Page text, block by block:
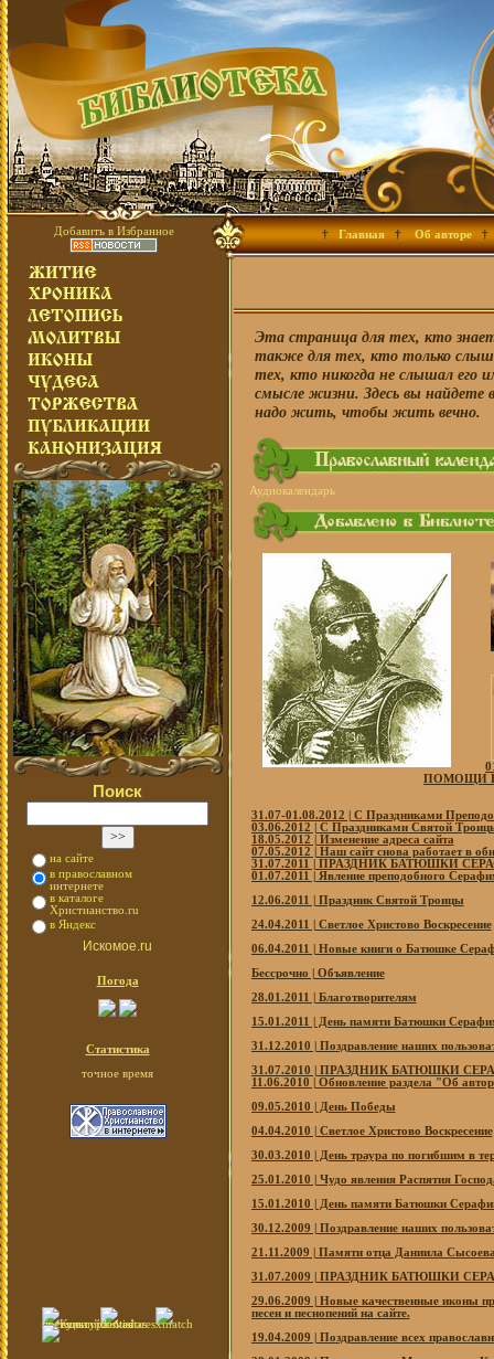
Добавить в Избранное † Главная † Об авторе †
Поиск
на сайте
в православном
интернете
в каталоге
Христианство.ru
в Яндекс
Искомое.ru
Погода
Статистика
точное время
Эта страница для тех, кто
также для тех, кто только
тех, кто никогда не слышал его
смысле жизни. Здесь вы найдете
надо жить, чтобы жить вечно.
Аудиокалендарь
ПОМОЩИ
31.07-01.08.2012 | С Праздниками
03.06.2012 | С Праздниками Святой
18.05.2012 | Изменение адреса сайта
07.05.2012 | Наш сайт снова работает в
31.07.2011 | ПРАЗДНИК БАТЮШКИ
01.07.2011 | Явление преподобного
12.06.2011 | Праздник Святой Троицы
24.04.2011 | Светлое Христово Воскресение
06.04.2011 | Новые книги о Батюшке
Бессрочно | Объявление
28.01.2011 | Благотворителям
15.01.2011 | День памяти Батюшки
31.12.2010 | Поздравление наших
31.07.2010 | ПРАЗДНИК БАТЮШКИ
11.06.2010 | Обновление раздела "Об
09.05.2010 | День Победы
04.04.2010 | Светлое Христово Воскресение
30.03.2010 | День траура по погибшим в
25.01.2010 | Чудо явления Распятия
15.01.2010 | День памяти Батюшки
30.12.2009 | Поздравление наших
21.11.2009 | Памяти отца Даниила
31.07.2009 | ПРАЗДНИК БАТЮШКИ
29.06.2009 | Новые качественные иконы
песен и песнопений на сайте.
19.04.2009 | Поздравление всех